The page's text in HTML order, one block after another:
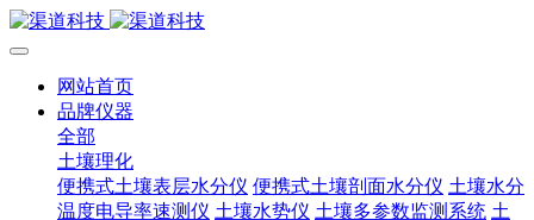
网站首页
品牌仪器
全部
土壤理化
便携式土壤表层水分仪 便携式土壤剖面水分仪 土壤水分
温度电导率速测仪 土壤水势仪 土壤多参数监测系统 土